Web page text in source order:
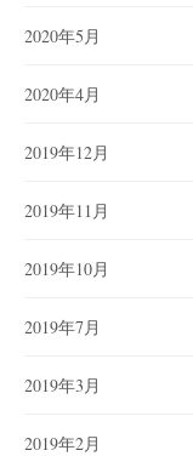
2020年5月
2020年4月
2019年12月
2019年11月
2019年10月
2019年7月
2019年3月
2019年2月